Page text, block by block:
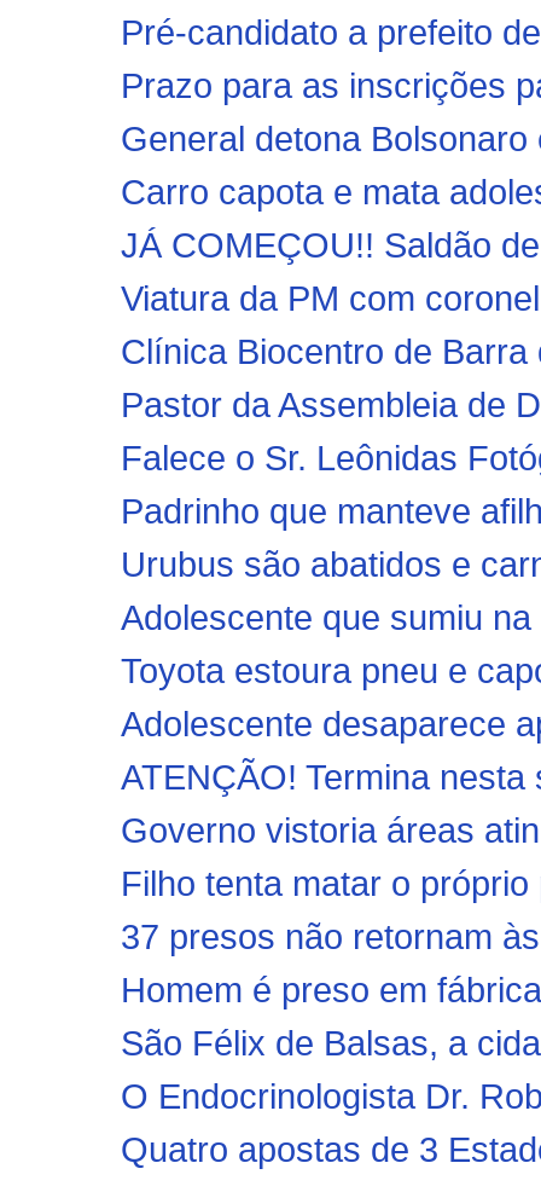
Pré-candidato a prefeito
Prazo para as inscrições
General detona
Carro capota e mata
JÁ COMEÇOU!! Saldão
Viatura da PM com
Clínica Biocentro de
Pastor da Assembleia de
Falece o Sr. Leônidas
Padrinho que manteve
Urubus são abatidos e
Adolescente que sumiu
Toyota estoura pneu e
Adolescente desaparece
ATENÇÃO! Termina
Governo vistoria áreas
Filho tenta matar o
37 presos não retornam
Homem é preso em
São Félix de Balsas, a
O Endocrinologista Dr.
Quatro apostas de 3